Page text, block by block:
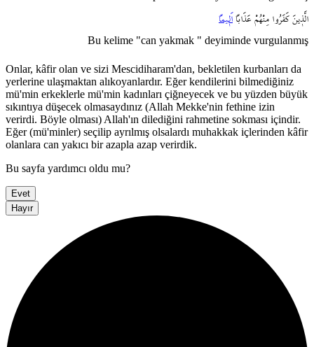
الَّذ۪ينَ كَفَرُوا مِنْهُمْ عَذَاباً اَل۪يماً
Bu kelime "can yakmak " deyiminde vurgulanmış
Onlar, kâfir olan ve sizi Mescidiharam'dan, bekletilen kurbanları da
yerlerine ulaşmaktan alıkoyanlardır. Eğer kendilerini bilmediğiniz
mü'min erkeklerle mü'min kadınları çiğneyecek ve bu yüzden büyük
sıkıntıya düşecek olmasaydınız (Allah Mekke'nin fethine izin
verirdi. Böyle olması) Allah'ın dilediğini rahmetine sokması içindir.
Eğer (mü'minler) seçilip ayrılmış olsalardı muhakkak içlerinden kâfir
olanlara can yakıcı bir azapla azap verirdik.
Bu sayfa yardımcı oldu mu?
Evet
Hayır